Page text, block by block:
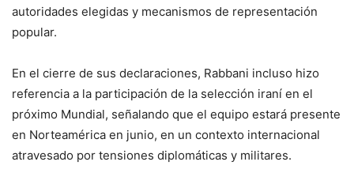
autoridades elegidas y mecanismos de representación
popular.
En el cierre de sus declaraciones, Rabbani incluso hizo
referencia a la participación de la selección iraní en el
próximo Mundial, señalando que el equipo estará presente
en Norteamérica en junio, en un contexto internacional
atravesado por tensiones diplomáticas y militares.